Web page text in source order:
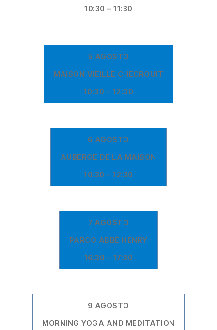
10:30 – 11:30
5 AGOSTO
MAISON VIEILLE CHECROUIT
10:30 – 12:00
6 AGOSTO
AUBERGE DE LA MAISON
10:30 – 12:30
7 AGOSTO
PARCO ABBÈ HENRY
16:30 – 17:30
9 AGOSTO
MORNING YOGA AND MEDITATION